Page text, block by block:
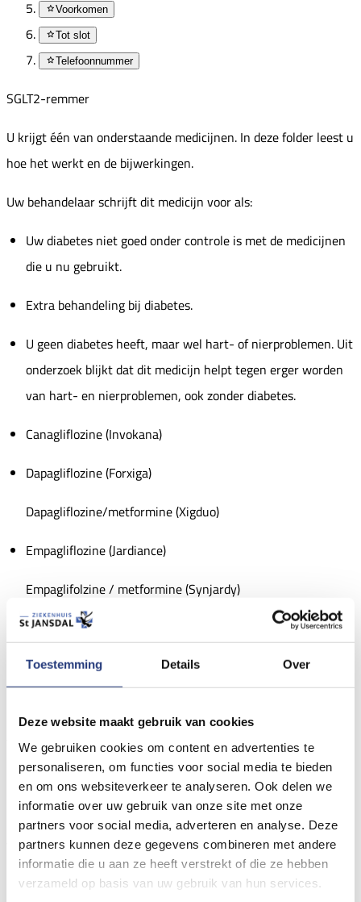
Toestemming Details Over
Deze website maakt gebruik van cookies
We gebruiken cookies om content en advertenties te
personaliseren, om functies voor social media te bieden
en om ons websiteverkeer te analyseren. Ook delen we
informatie over uw gebruik van onze site met onze
partners voor social media, adverteren en analyse. Deze
partners kunnen deze gegevens combineren met andere
informatie die u aan ze heeft verstrekt of die ze hebben
verzameld op basis van uw gebruik van hun services.
Voorkomen
Tot slot
Telefoonnummer
SGLT2-remmer
U krijgt één van onderstaande medicijnen. In deze folder leest u
hoe het werkt en de bijwerkingen.
Uw behandelaar schrijft dit medicijn voor als:
Uw diabetes niet goed onder controle is met de medicijnen
die u nu gebruikt.
Extra behandeling bij diabetes.
U geen diabetes heeft, maar wel hart- of nierproblemen. Uit
onderzoek blijkt dat dit medicijn helpt tegen erger worden
van hart- en nierproblemen, ook zonder diabetes.
Canagliflozine (Invokana)
Dapagliflozine (Forxiga)
Dapagliflozine/metformine (Xigduo)
Empagliflozine (Jardiance)
Empaglifolzine / metformine (Synjardy)
Ertugliflozine (Steglatro)
Ertuglifozine / metformine (Stegluromet)
Werking
Dit medicijn zorgt dat er meer suiker (glucose) via de urine uit
uw lichaam gaat. U plast dus meer suiker uit.
Voordelen:
Lagere bloedsuiker en HbA1c. Soms moet uw andere